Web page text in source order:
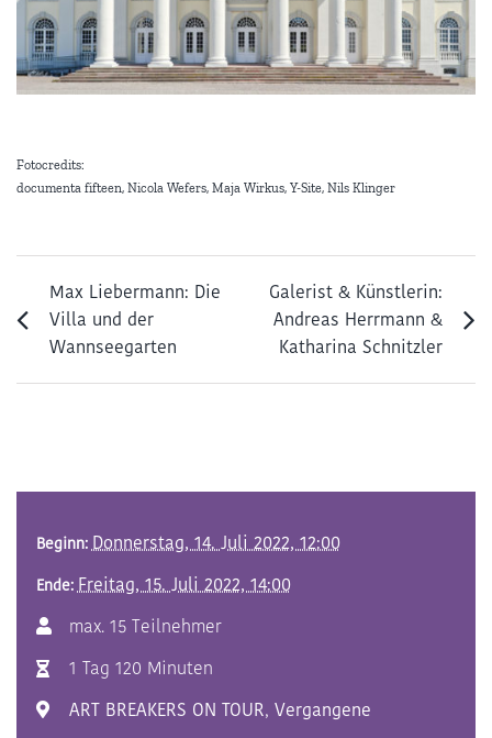
Fotocredits:
documenta fifteen, Nicola Wefers, Maja Wirkus, Y-Site, Nils Klinger
Max Liebermann: Die
Villa und der
Wannseegarten
Galerist & Künstlerin:
Andreas Herrmann &
Katharina Schnitzler
Beginn: Donnerstag, 14. Juli 2022, 12:00
Ende: Freitag, 15. Juli 2022, 14:00
max. 15 Teilnehmer
1 Tag 120 Minuten
ART BREAKERS ON TOUR, Vergangene